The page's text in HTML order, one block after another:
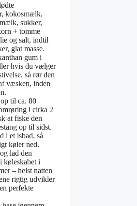
kokosmælk,
sukker,
+ tomme
og salt, indtil
glat masse.
gum i
hvis du vælger
så rør den
væsken, inden
til ca. 80
i cirka 2
at fiske den
op til sidst.
i et isbad, så
køler ned.
lad den
køleskabet i
– helst natten
rigtig udvikler
perfekte